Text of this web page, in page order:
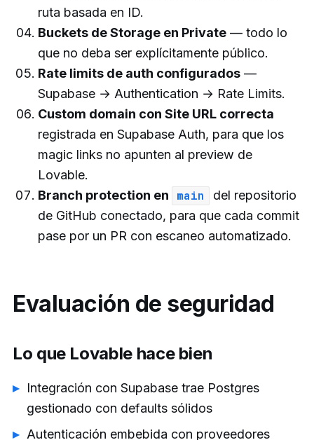
ruta basada en ID.
Buckets de Storage en Private — todo lo
que no deba ser explícitamente público.
Rate limits de auth configurados —
Supabase → Authentication → Rate Limits.
Custom domain con Site URL correcta
registrada en Supabase Auth, para que los
magic links no apunten al preview de
Lovable.
Branch protection en
main
del repositorio
de GitHub conectado, para que cada commit
pase por un PR con escaneo automatizado.
Evaluación de seguridad
Lo que Lovable hace bien
Integración con Supabase trae Postgres
gestionado con defaults sólidos
Autenticación embebida con proveedores